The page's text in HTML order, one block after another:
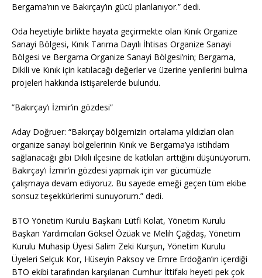
Bergama’nın ve Bakırçay’ın gücü planlanıyor.” dedi.
Oda heyetiyle birlikte hayata geçirmekte olan Kınık Organize
Sanayi Bölgesi, Kınık Tarıma Dayılı İhtisas Organize Sanayi
Bölgesi ve Bergama Organize Sanayi Bölgesi’nin; Bergama,
Dikili ve Kınık için katılacağı değerler ve üzerine yenilerini bulma
projeleri hakkında istişarelerde bulundu.
”Bakırçay’ı İzmir’in gözdesi”
Aday Doğruer: “Bakırçay bölgemizin ortalama yıldızları olan
organize sanayi bölgelerinin Kınık ve Bergama’ya istihdam
sağlanacağı gibi Dikili ilçesine de katkıları arttığını düşünüyorum.
Bakırçay’ı İzmir’in gözdesi yapmak için var gücümüzle
çalışmaya devam ediyoruz. Bu sayede emeği geçen tüm ekibe
sonsuz teşekkürlerimi sunuyorum.” dedi.
BTO Yönetim Kurulu Başkanı Lütfi Kolat, Yönetim Kurulu
Başkan Yardımcıları Göksel Özüak ve Melih Çağdaş, Yönetim
Kurulu Muhasip Üyesi Salim Zeki Kurşun, Yönetim Kurulu
Üyeleri Selçuk Kor, Hüseyin Paksoy ve Emre Erdoğan’ın içerdiği
BTO ekibi tarafından karşılanan Cumhur İttifakı heyeti pek çok